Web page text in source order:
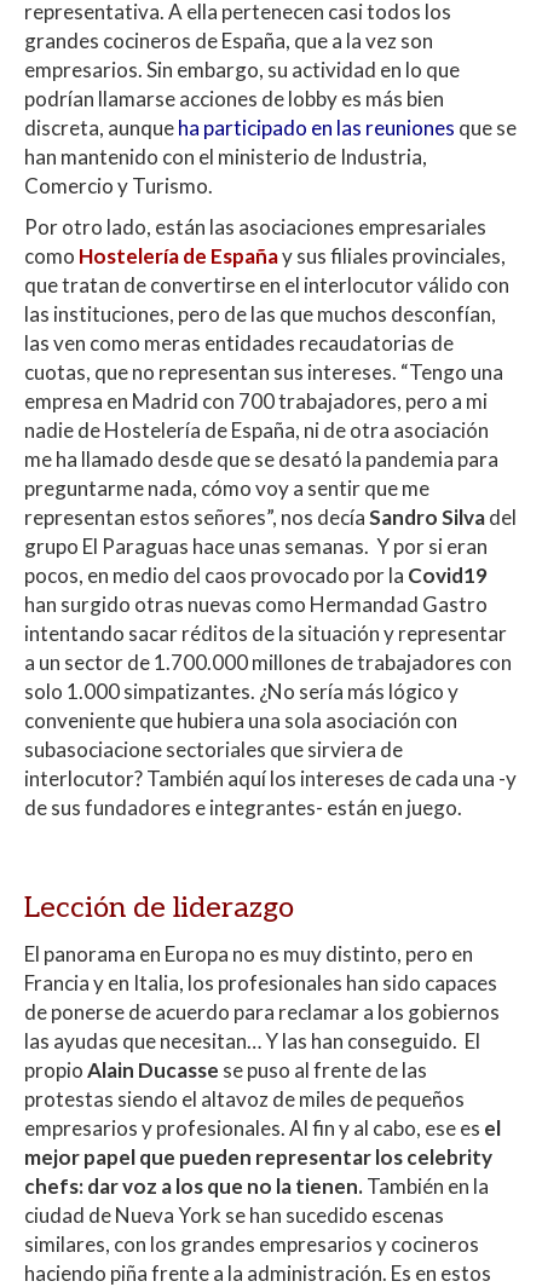
representativa. A ella pertenecen casi todos los
grandes cocineros de España, que a la vez son
empresarios. Sin embargo, su actividad en lo que
podrían llamarse acciones de lobby es más bien
discreta, aunqueha participado en las reuniones que se
han mantenido con el ministerio de Industria,
Comercio y Turismo.
Por otro lado, están las asociaciones empresariales
como Hostelería de Españay sus filiales provinciales,
que tratan de convertirse en el interlocutor válido con
las instituciones, pero de las que muchos desconfían,
las ven como meras entidades recaudatorias de
cuotas, que no representan sus intereses. “Tengo una
empresa en Madrid con 700 trabajadores, pero a mi
nadie de Hostelería de España, ni de otra asociación
me ha llamado desde que se desató la pandemia para
preguntarme nada, cómo voy a sentir que me
representan estos señores”, nos decíaSandro Silvadel
grupo El Paraguas hace unas semanas. Y por si eran
pocos, en medio del caos provocado por la Covid19
han surgido otras nuevas como Hermandad Gastro
intentando sacar réditos de la situación y representar
a un sector de 1.700.000 millones de trabajadores con
solo 1.000 simpatizantes. ¿No sería más lógico y
conveniente que hubiera una sola asociación con
subasociacione sectoriales que sirviera de
interlocutor? También aquí los intereses de cada una -y
de sus fundadores e integrantes- están en juego.
Lección de liderazgo
El panorama en Europa no es muy distinto, pero en
Francia y en Italia, los profesionales han sido capaces
de ponerse de acuerdo para reclamar a los gobiernos
las ayudas que necesitan… Y las han conseguido. El
propioAlain Ducasse se puso al frente de las
protestas siendo el altavoz de miles de pequeños
empresarios y profesionales. Al fin y al cabo, ese es el
mejor papel que pueden representar los celebrity
chefs: dar voz a los que no la tienen.También en la
ciudad de Nueva York se han sucedido escenas
similares, con los grandes empresarios y cocineros
haciendo piña frente a la administración. Es en estos